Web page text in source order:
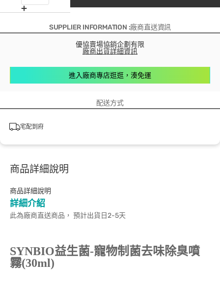
SUPPLIER INFORMATION :廠商直送資訊
優協賣場協銷企劃有限
廠商出貨詳細資訊
進入廠商專店逛逛，湊免運
配送方式
宅配到府
商品詳細說明
商品詳細說明
詳細介紹
此為廠商直送商品， 預計出貨日2-5天
SYNBIO益生菌-寵物制菌去味除臭噴
霧(30ml)